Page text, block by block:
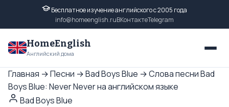
Бесплатное изучение английского с 2005 года
info@homeenglish.ruВКонтактеTelegram
HomeEnglish
Английский дома
Главная →Песни →Bad Boys Blue →Слова песни Bad
Boys Blue: Never Never на английском языке
Bad Boys Blue